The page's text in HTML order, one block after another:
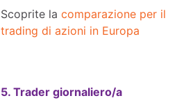
Scoprite la comparazione per il
trading di azioni in Europa
5. Trader giornaliero/a